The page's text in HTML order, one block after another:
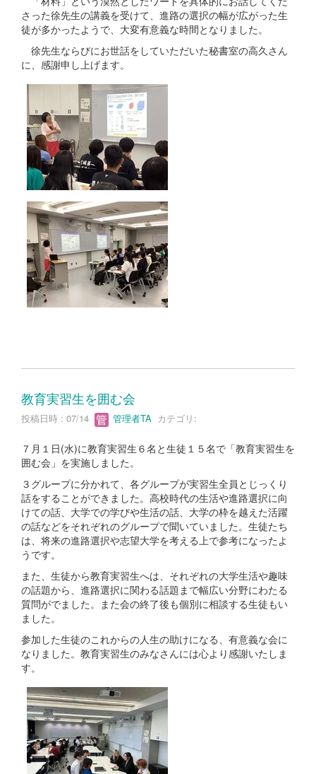
さった徐先生の講義を受けて、進路の選択の幅が広がった生
徒が多かったようで、大変有意義な時間となりました。
徐先生ならびにお世話をしていただいた秘書室の高久さん
に、感謝申し上げます。
教育実習生を囲む会
投稿日時 : 07/14 管理者TA カテゴリ:
７月１日(水)に教育実習生６名と生徒１５名で「教育実習生を
囲む会」を実施しました。
３グループに分かれて、各グループが実習生全員とじっくり
話をすることができました。高校時代の生活や進路選択に向
けての話、大学での学びや生活の話、大学の枠を越えた活躍
の話などをそれぞれのグループで聞いていました。生徒たち
は、将来の進路選択や志望大学を考える上で参考になったよ
うです。
また、生徒から教育実習生へは、それぞれの大学生活や趣味
の話題から、進路選択に関わる話題まで幅広い分野にわたる
質問がでました。また会の終了後も個別に相談する生徒もい
ました。
参加した生徒のこれからの人生の助けになる、有意義な会に
なりました。教育実習生のみなさんには心より感謝いたしま
す。